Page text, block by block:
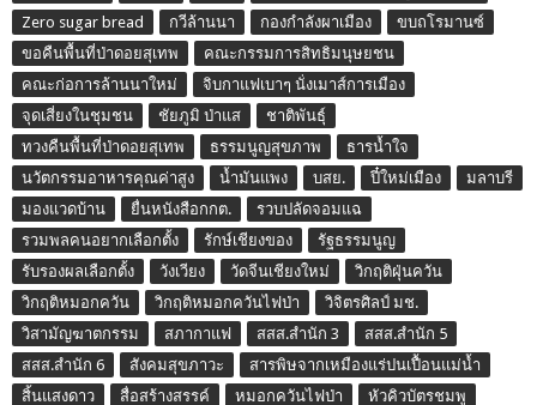
Zero sugar bread
กวีล้านนา กองกำลังผาเมือง
ขบถโรมานซ์
ขอคืนพื้นที่ป่าดอยสุเทพ
คณะกรรมการสิทธิมนุษยชน
คณะก่อการล้านนาใหม่
จิบกาแฟเบาๆ นั่งเมาส์การเมือง
จุดเสี่ยงในชุมชน
ชัยภูมิ ป่าแส
ชาติพันธุ์
ทวงคืนพื้นที่ป่าดอยสุเทพ
ธรรมนูญสุขภาพ
ธารน้ำใจ
นวัตกรรมอาหารคุณค่าสูง
น้ำมันแพง บสย. ปี๋ใหม่เมือง
มลาบรี
มองแวดบ้าน
ยื่นหนังสือกกต.
รวบปลัดจอมแฉ
รวมพลคนอยากเลือกตั้ง
รักษ์เชียงของ
รัฐธรรมนูญ
รับรองผลเลือกตั้ง
วังเวียง วัดจีนเชียงใหม่
วิกฤติฝุ่นควัน
วิกฤติหมอกควัน
วิกฤติหมอกควันไฟป่า
วิจิตรศิลป์ มช.
วิสามัญฆาตกรรม
สภากาแฟ สสส.สำนัก 3
สสส.สำนัก 5
สสส.สำนัก 6
สังคมสุขภาวะ
สารพิษจากเหมืองแร่ปนเปื้อนแม่น้ำ
สิ้นแสงดาว
สื่อสร้างสรรค์ หมอกควันไฟป่า หัวคิวบัตรชมพู